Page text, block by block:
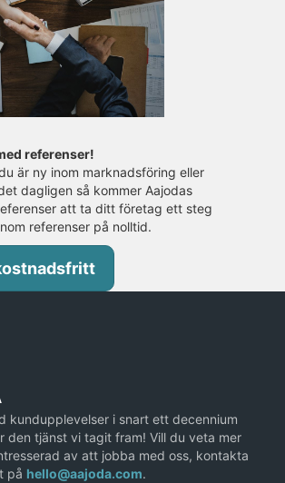
referenser!
är ny inom marknadsföring eller
dagligen så kommer Aajodas
att ta ditt företag ett steg
referenser på nolltid.
kundupplevelser i snart ett decennium
den tjänst vi tagit fram! Vill du veta mer
av att jobba med oss, kontakta
på hello@aajoda.com.